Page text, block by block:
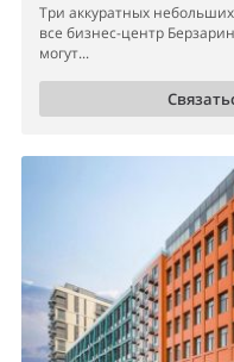
Три аккуратных
все бизнес-центр
могут...